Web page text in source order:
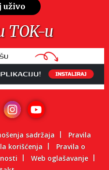
uživo
TOK-u
sadržaja
Pravila
korišćenja
Pravila o
Web oglašavanje